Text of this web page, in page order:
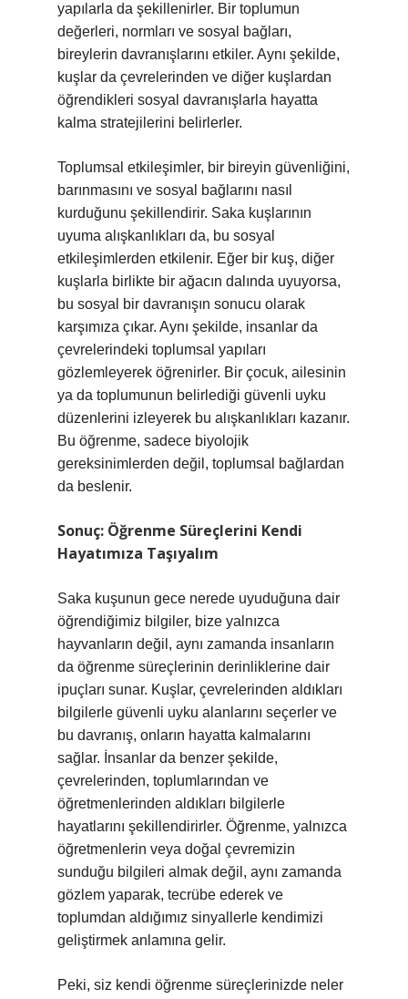
yapılarla da şekillenirler. Bir toplumun
değerleri, normları ve sosyal bağları,
bireylerin davranışlarını etkiler. Aynı şekilde,
kuşlar da çevrelerinden ve diğer kuşlardan
öğrendikleri sosyal davranışlarla hayatta
kalma stratejilerini belirlerler.
Toplumsal etkileşimler, bir bireyin güvenliğini,
barınmasını ve sosyal bağlarını nasıl
kurduğunu şekillendirir. Saka kuşlarının
uyuma alışkanlıkları da, bu sosyal
etkileşimlerden etkilenir. Eğer bir kuş, diğer
kuşlarla birlikte bir ağacın dalında uyuyorsa,
bu sosyal bir davranışın sonucu olarak
karşımıza çıkar. Aynı şekilde, insanlar da
çevrelerindeki toplumsal yapıları
gözlemleyerek öğrenirler. Bir çocuk, ailesinin
ya da toplumunun belirlediği güvenli uyku
düzenlerini izleyerek bu alışkanlıkları kazanır.
Bu öğrenme, sadece biyolojik
gereksinimlerden değil, toplumsal bağlardan
da beslenir.
Sonuç: Öğrenme Süreçlerini Kendi
Hayatımıza Taşıyalım
Saka kuşunun gece nerede uyuduğuna dair
öğrendiğimiz bilgiler, bize yalnızca
hayvanların değil, aynı zamanda insanların
da öğrenme süreçlerinin derinliklerine dair
ipuçları sunar. Kuşlar, çevrelerinden aldıkları
bilgilerle güvenli uyku alanlarını seçerler ve
bu davranış, onların hayatta kalmalarını
sağlar. İnsanlar da benzer şekilde,
çevrelerinden, toplumlarından ve
öğretmenlerinden aldıkları bilgilerle
hayatlarını şekillendirirler. Öğrenme, yalnızca
öğretmenlerin veya doğal çevremizin
sunduğu bilgileri almak değil, aynı zamanda
gözlem yaparak, tecrübe ederek ve
toplumdan aldığımız sinyallerle kendimizi
geliştirmek anlamına gelir.
Peki, siz kendi öğrenme süreçlerinizde neler